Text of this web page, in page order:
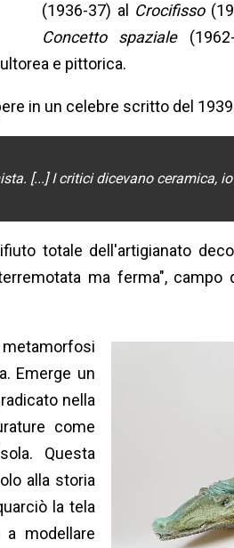
(1936-37) al Crocifisso
Concetto spaziale
e pittorica.
in un celebre scritto del
[...] I critici dicevano ceramica,
totale dell'artigianato
ma ferma",
Emerge un
nella
come
Questa
alla storia
la tela
a modellare